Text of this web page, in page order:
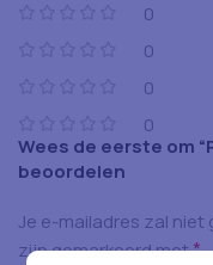
0
0
0
0
Wees de eerste om
beoordelen
Je e-mailadres zal
zijn gemarkeerd met*